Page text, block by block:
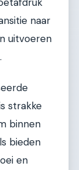
naar
uitvoeren
strakke
binnen
bieden
en